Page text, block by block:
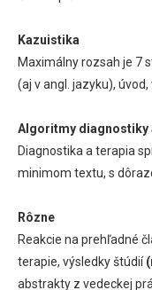
Kazuistika
Maximálny rozsah je 7
(aj v angl. jazyku),
Algoritmy diagnostiky
Diagnostika a terapia
minimom textu, s
Rôzne
Reakcie na prehľadné
terapie, výsledky štúdií
abstrakty z vedeckej